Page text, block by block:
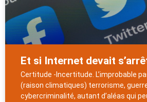
Et si Internet devait
Certitude -Incertitude. L’improbable
(raison climatiques) terrorisme,
cybercriminalité, autant d’aléas qui